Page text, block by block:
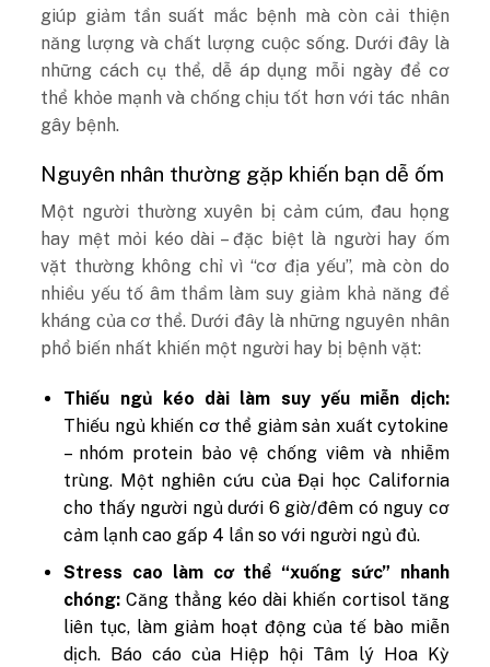
giúp giảm tần suất mắc bệnh mà còn cải thiện
năng lượng và chất lượng cuộc sống. Dưới đây là
những cách cụ thể, dễ áp dụng mỗi ngày để cơ
thể khỏe mạnh và chống chịu tốt hơn với tác nhân
gây bệnh.
Nguyên nhân thường gặp khiến bạn dễ ốm
Một người thường xuyên bị cảm cúm, đau họng
hay mệt mỏi kéo dài – đặc biệt là người hay ốm
vặt thường không chỉ vì “cơ địa yếu”, mà còn do
nhiều yếu tố âm thầm làm suy giảm khả năng đề
kháng của cơ thể. Dưới đây là những nguyên nhân
phổ biến nhất khiến một người hay bị bệnh vặt:
Thiếu ngủ kéo dài làm suy yếu miễn dịch:
Thiếu ngủ khiến cơ thể giảm sản xuất cytokine
– nhóm protein bảo vệ chống viêm và nhiễm
trùng. Một nghiên cứu của Đại học California
cho thấy người ngủ dưới 6 giờ/đêm có nguy cơ
cảm lạnh cao gấp 4 lần so với người ngủ đủ.
Stress cao làm cơ thể “xuống sức” nhanh
chóng: Căng thẳng kéo dài khiến cortisol tăng
liên tục, làm giảm hoạt động của tế bào miễn
dịch. Báo cáo của Hiệp hội Tâm lý Hoa Kỳ